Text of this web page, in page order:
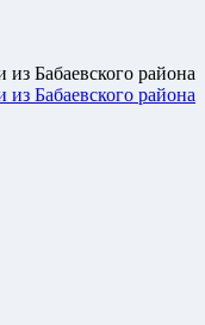
Бабаевского района
Бабаевского района